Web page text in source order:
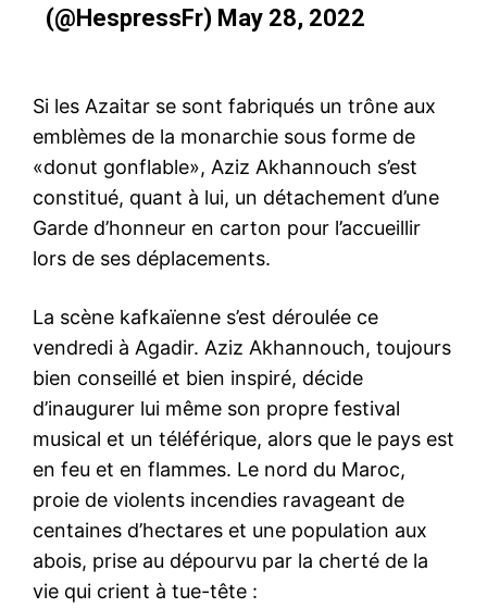
(@HespressFr) May 28, 2022
Si les Azaitar se sont fabriqués un trône aux
emblèmes de la monarchie sous forme de
«donut gonflable», Aziz Akhannouch s’est
constitué, quant à lui, un détachement d’une
Garde d’honneur en carton pour l’accueillir
lors de ses déplacements.
La scène kafkaïenne s’est déroulée ce
vendredi à Agadir. Aziz Akhannouch, toujours
bien conseillé et bien inspiré, décide
d’inaugurer lui même son propre festival
musical et un téléférique, alors que le pays est
en feu et en flammes. Le nord du Maroc,
proie de violents incendies ravageant de
centaines d’hectares et une population aux
abois, prise au dépourvu par la cherté de la
vie qui crient à tue-tête :